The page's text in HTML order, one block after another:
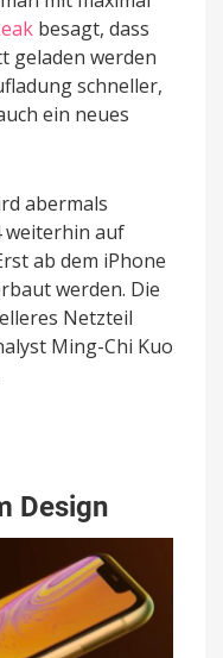
besagt, dass
geladen werden
schneller,
ein neues
abermals
weiterhin auf
ab dem iPhone
werden. Die
Netzteil
Ming-Chi Kuo
Design